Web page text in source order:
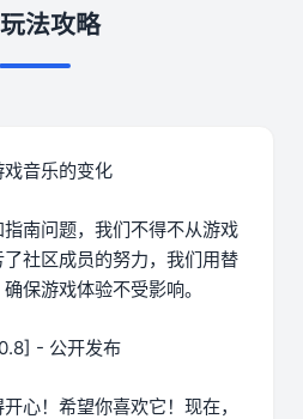
法攻略
音乐的变化
南问题，我们不得不从游戏
社区成员的努力，我们用替
保游戏体验不受影响。
- 公开发布
心！希望你喜欢它！现在，